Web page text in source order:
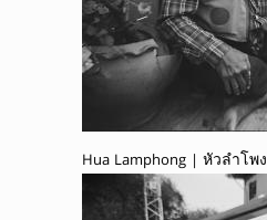
Hua Lamphong | หัวลำโพง